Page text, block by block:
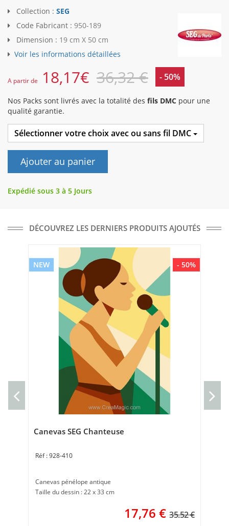
Collection : SEG
Code Fabricant : 950-189
Dimension : 19 cm X 50 cm
Voir les informations détaillées
A partir de 18,17€ 36,32 € - 50%
Nos Packs sont livrés avec la totalité des fils DMC pour une
qualité garantie.
Sélectionner votre choix avec ou sans fil DMC
Ajouter au panier
Expédié sous 3 à 5 Jours
DÉCOUVREZ LES DERNIERS PRODUITS AJOUTÉS
- 50%
NEW
Canevas SEG Chanteuse
928-410
Canevas pénélope antique
Taille du dessin : 22 x 33 cm
17,76 € 35.52 €